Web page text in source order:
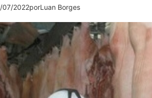
07/2022porLuan Borges